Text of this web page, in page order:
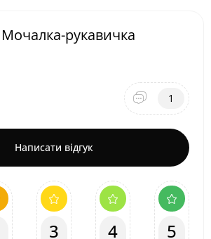
Мочалка-рукавичка
1
Написати відгук
3 4 5